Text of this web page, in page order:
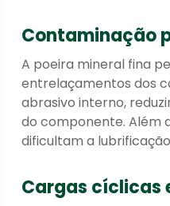
Contaminação
A poeira mineral fina
entrelaçamentos dos
abrasivo interno,
do componente. Além
dificultam a
Cargas cíclicas